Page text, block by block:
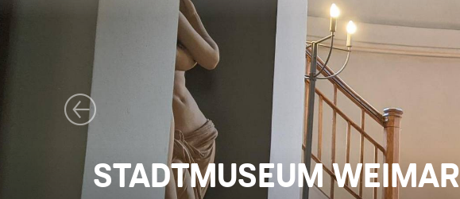
STADTMUSEUM WEIMAR
Vorheriges Bild